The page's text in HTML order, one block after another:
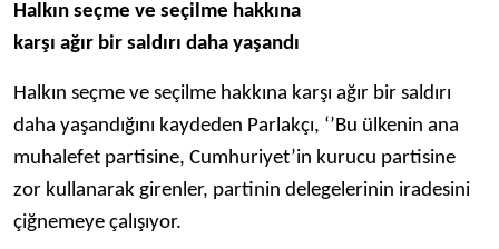
Halkın seçme ve seçilme hakkına
karşı ağır bir saldırı daha yaşandı
Halkın seçme ve seçilme hakkına karşı ağır bir saldırı
daha yaşandığını kaydeden Parlakçı, ‘’Bu ülkenin ana
muhalefet partisine, Cumhuriyet’in kurucu partisine
zor kullanarak girenler, partinin delegelerinin iradesini
çiğnemeye çalışıyor.